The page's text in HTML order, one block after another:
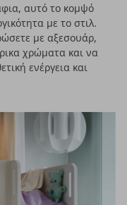
αυτό το κομψό
με το στιλ.
με αξεσουάρ,
χρώματα και να
ενέργεια και